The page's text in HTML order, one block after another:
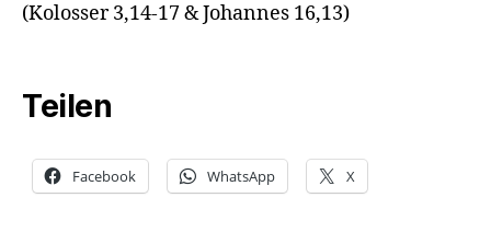
(Kolosser 3,14-17 & Johannes 16,13)
Teilen
Facebook WhatsApp X